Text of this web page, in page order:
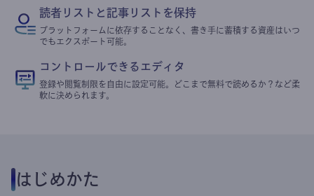
読者リストと記事リストを保持
プラットフォームに依存することなく、書き手に蓄積する資産はいつ
でもエクスポート可能。
コントロールできるエディタ
登録や閲覧制限を自由に設定可能。どこまで無料で読めるか？など柔
軟に決められます。
はじめかた